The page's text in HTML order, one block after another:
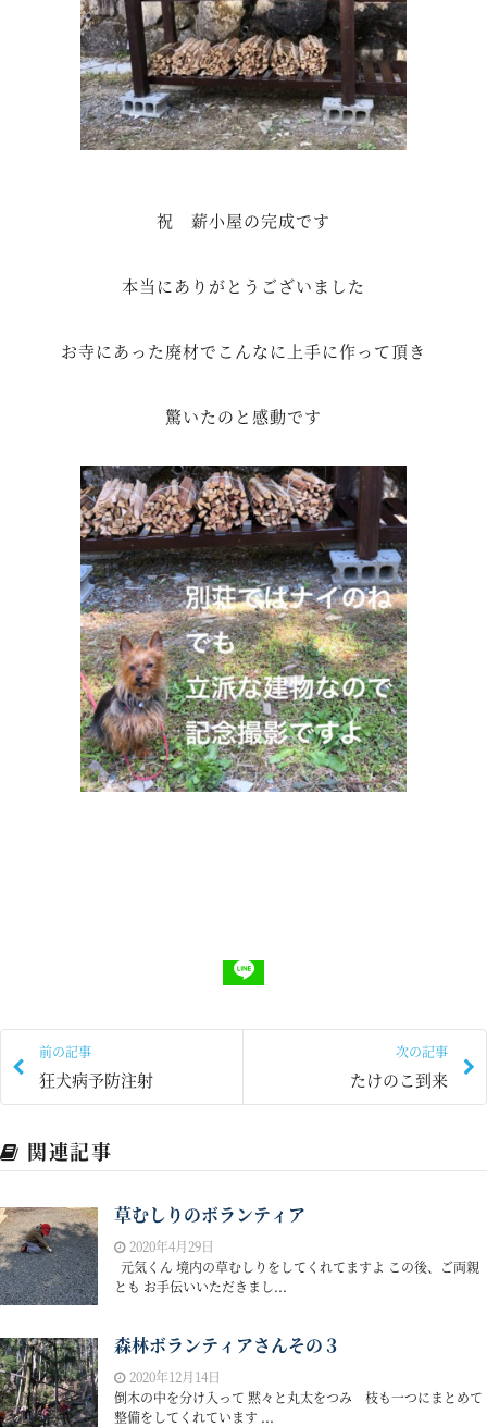
祝 薪小屋の完成です
本当にありがとうございました
お寺にあった廃材でこんなに上手に作って頂き
驚いたのと感動です
前の記事
狂犬病予防注射
次の記事
たけのこ到来
関連記事
草むしりのボランティア
2020年4月29日
元気くん 境内の草むしりをしてくれてますよ この後、ご両親
とも お手伝いいただきまし...
森林ボランティアさんその３
2020年12月14日
倒木の中を分け入って 黙々と丸太をつみ 枝も一つにまとめて
整備をしてくれています ...